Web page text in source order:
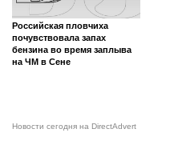
Российская пловчиха
почувствовала запах
бензина во время заплыва
на ЧМ в Сене
Новости сегодня на DirectAdvert